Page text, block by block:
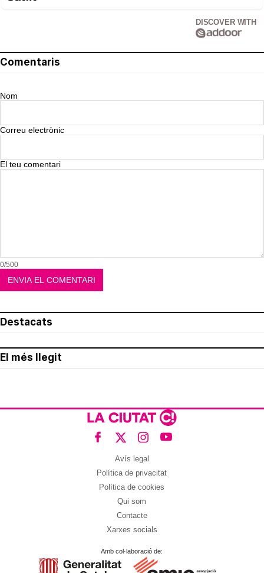
DISCOVER WITH
Comentaris
Nom
Correu electrònic
El teu comentari
0/500
Destacats
El més llegit
Avís legal
Política de privacitat
Política de cookies
Qui som
Contacte
Xarxes socials
Amb col·laboració de: